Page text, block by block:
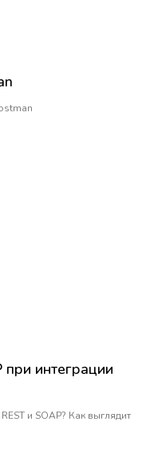
интеграции
и SOAP? Как выглядит